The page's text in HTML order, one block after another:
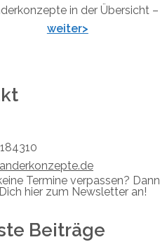
in der Übersicht –
weiter>
Termine verpassen? Dann
hier zum Newsletter an!
Beiträge